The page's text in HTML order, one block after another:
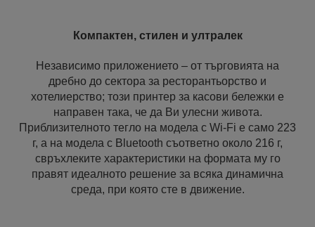
Компактен, стилен и ултралек
Независимо приложението – от търговията на
дребно до сектора за ресторантьорство и
хотелиерство; този принтер за касови бележки е
направен така, че да Ви улесни живота.
Приблизителното тегло на модела с Wi-Fi е само 223
г, а на модела с Bluetooth съответно около 216 г,
свръхлеките характеристики на формата му го
правят идеалното решение за всяка динамична
среда, при която сте в движение.